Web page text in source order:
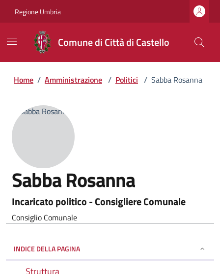
Regione Umbria
Comune di Città di Castello
Home / Amministrazione / Politici / Sabba Rosanna
Sabba Rosanna
Incaricato politico - Consigliere Comunale
Consiglio Comunale
INDICE DELLA PAGINA
Struttura